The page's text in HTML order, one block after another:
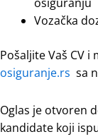
osiguranju
Vozačka
Pošaljite Vaš CV
osiguranje.rs sa
Oglas je otvoren
kandidate koji